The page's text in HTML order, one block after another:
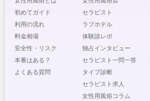
初めてガイド
利用の流れ
料金相場
安全性・リスク
本番はある？
よくある質問
セラピスト
ラブホテル
体験談レポ
独占インタビュー
セラピスト一問一答
タイプ診断
セラピスト求人
女性用風俗コラム